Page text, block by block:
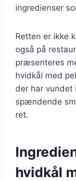
ingredienser
Retten er ikke
også på
præsenteres
hvidkål med
der har vundet
spændende
ret.
hvidkål